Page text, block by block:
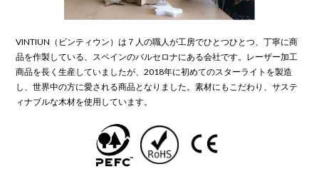
VINTIUN（ビンティウン）は７人の職人が工房でひとつひとつ、丁寧に商
品を作製している、スペインのバルセロナにある会社です。レーザー加工
商品を長く生産していましたが、2018年に初めてのスターライトを製造
し、世界中の方に愛される商品となりました。素材にもこだわり、サステ
ィナブルな木材を使用しています。